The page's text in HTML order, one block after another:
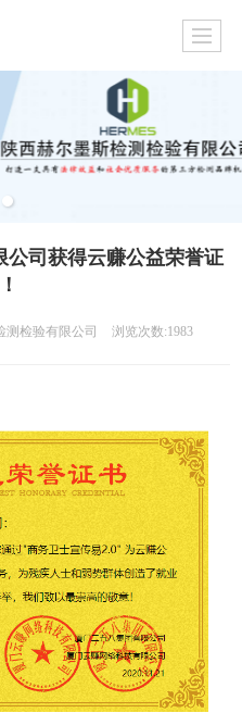
公司获得云赚公益荣誉证
检验有限公司 浏览次数:1983